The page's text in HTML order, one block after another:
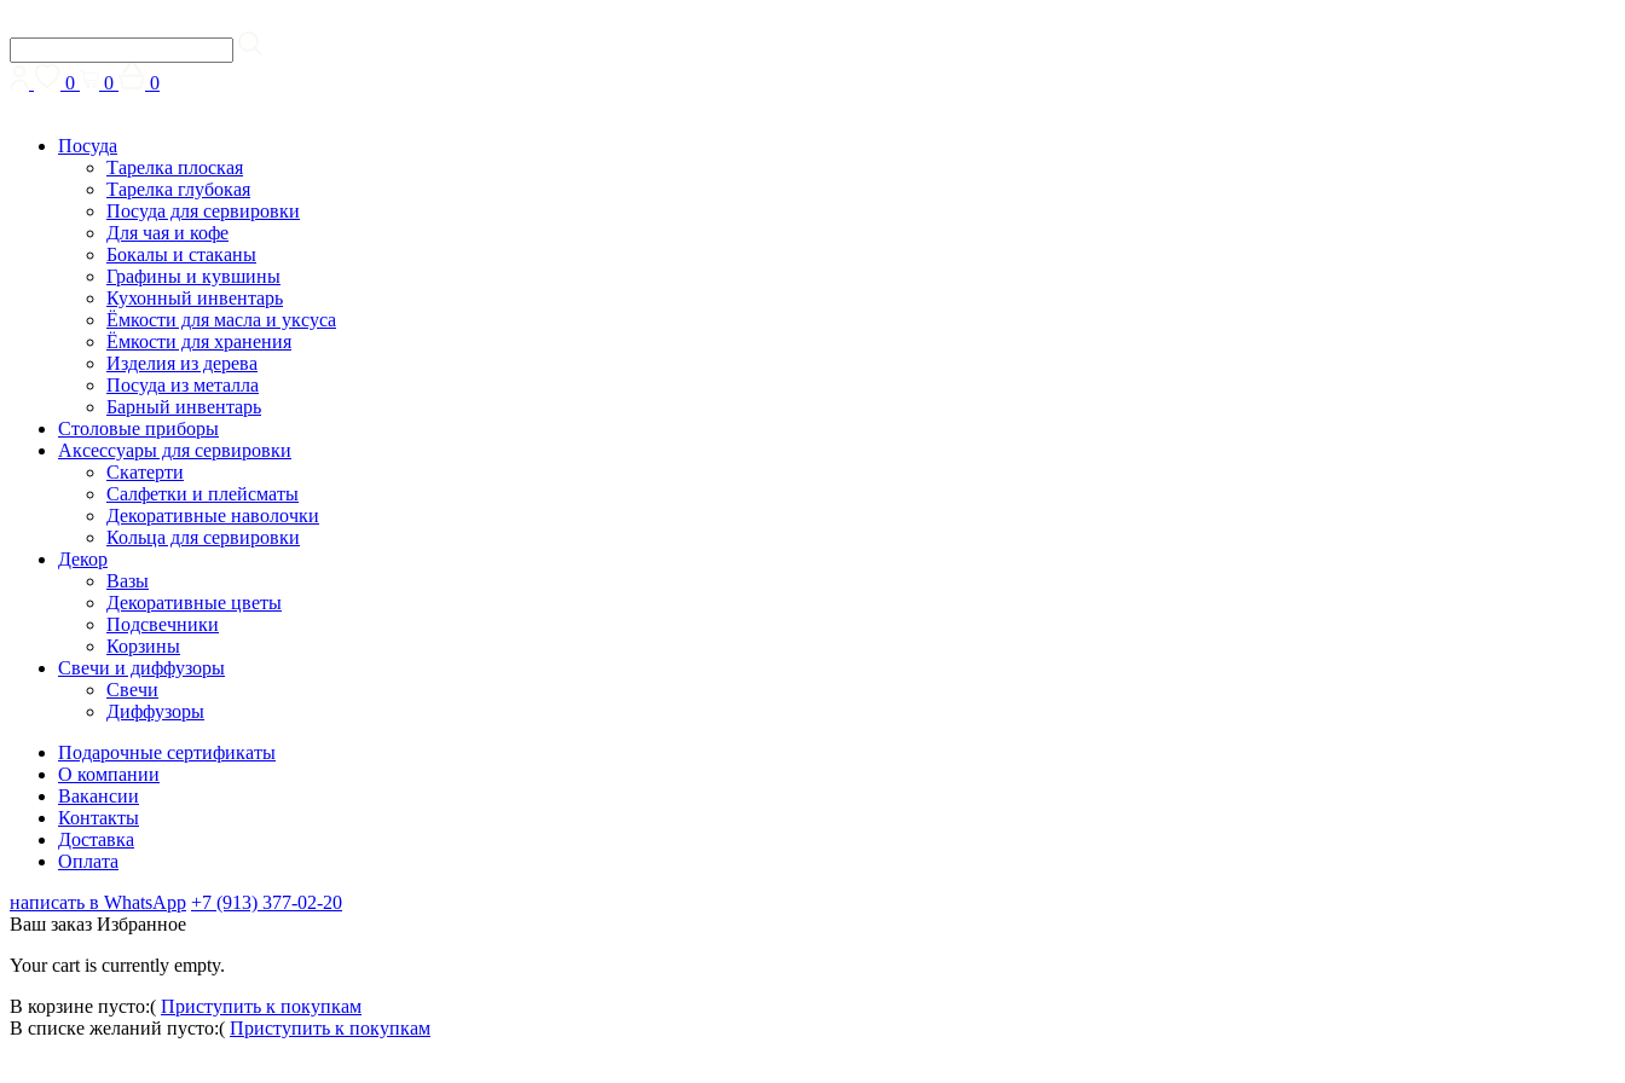
0 0 0
Посуда
Тарелка плоская
Тарелка глубокая
Посуда для сервировки
Для чая и кофе
Бокалы и стаканы
Графины и кувшины
Кухонный инвентарь
Ёмкости для масла и уксуса
Ёмкости для хранения
Изделия из дерева
Посуда из металла
Барный инвентарь
Столовые приборы
Аксессуары для сервировки
Скатерти
Cалфетки и плейсматы
Декоративные наволочки
Кольца для сервировки
Декор
Вазы
Декоративные цветы
Подсвечники
Корзины
Свечи и диффузоры
Свечи
Диффузоры
Подарочные сертификаты
О компании
Вакансии
Контакты
Доставка
Оплата
написать в WhatsApp +7 (913) 377-02-20
Ваш заказ Избранное
Your cart is currently empty.
В корзине пусто:( Приступить к покупкам
В списке желаний пусто:( Приступить к покупкам